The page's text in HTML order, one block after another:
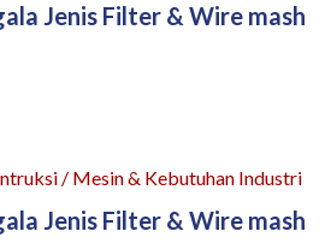
Jenis Filter & Wire mash
/ Mesin & Kebutuhan Industri
Jenis Filter & Wire mash